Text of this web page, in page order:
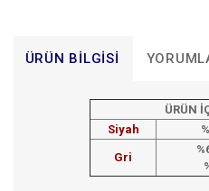
ÜRÜN BILGISI
ÜRÜN
Siyah
Gri